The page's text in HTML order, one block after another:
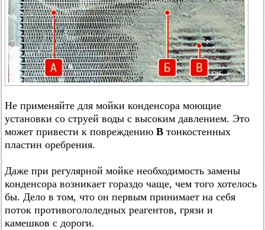
Не применяйте для мойки конденсора моющие
установки со струей воды с высоким давлением. Это
может привести к повреждению В тонкостенных
пластин оребрения.
Даже при регулярной мойке необходимость замены
конденсора возникает гораздо чаще, чем того хотелось
бы. Дело в том, что он первым принимает на себя
поток противогололедных реагентов, грязи и
камешков с дороги.